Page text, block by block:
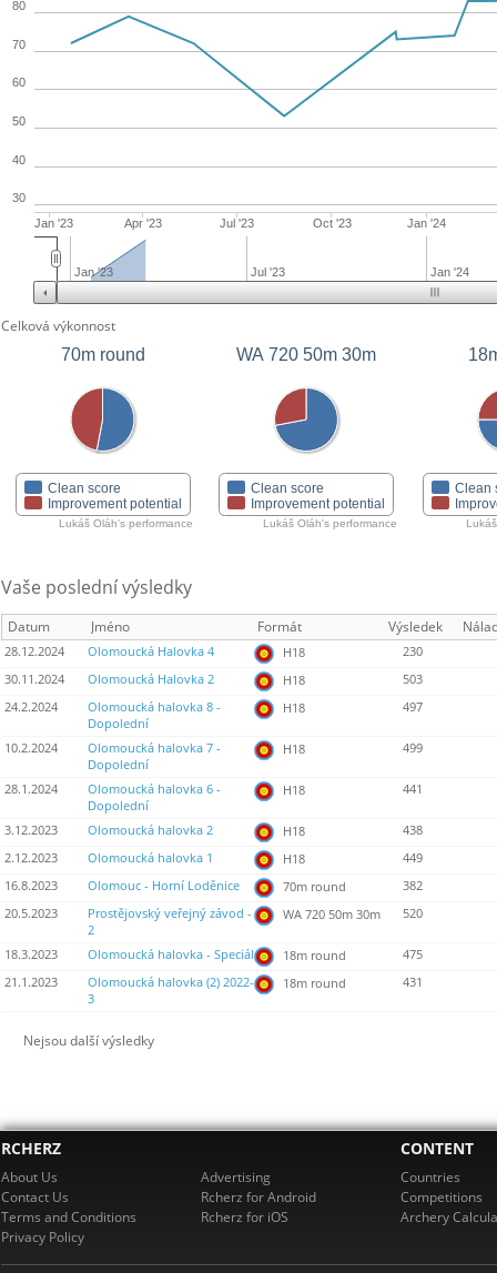
Jan '23 Apr '23 Jul '23 Oct '23 Jan '24
30
40
50
60
70
80
Jan '23 Jul '23 Jan '24
Celková výkonnost
70m round
Clean score
Improvement potential
Lukáš Oláh's performance
WA 720 50m 30m
Clean score
Improvement potential
Lukáš Oláh's performance
Clean
Vaše poslední výsledky
Datum Jméno Formát Výsledek
28.12.2024 Olomoucká Halovka 4 H18
230
30.11.2024
Olomoucká Halovka 2 H18
503
24.2.2024
Olomoucká halovka 8 -
Dopolední
H18 497
10.2.2024
Olomoucká halovka 7 -
Dopolední
H18 499
28.1.2024
Olomoucká halovka 6 -
Dopolední
H18 441
3.12.2023 Olomoucká halovka 2 H18
438
2.12.2023
Olomoucká halovka 1 H18
449
16.8.2023
Olomouc - Horní Loděnice 70m round
382
20.5.2023
Prostějovský veřejný závod -
2
WA 720 50m 30m 520
18.3.2023 Olomoucká halovka - Speciál 18m round
475
21.1.2023
Olomoucká halovka (2) 2022-
3
18m round 431
Nejsou další výsledky
RCHERZ
About Us
Contact Us
Terms and Conditions
Privacy Policy
Advertising
Rcherz for Android
Rcherz for iOS
CONTENT
Countries
Competitions
Archery